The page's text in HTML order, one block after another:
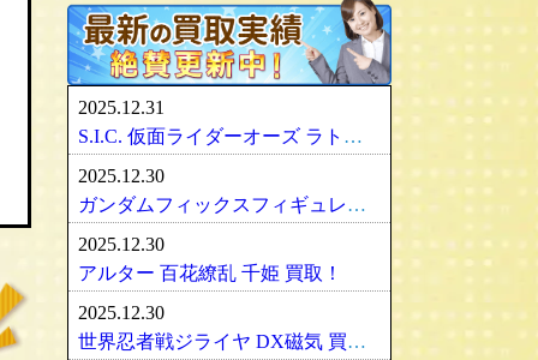
RAH
VCD
アルター/ALTER
グッドスマイルカンパニー
壽屋/コトブキヤ
グリフォンエンタープライズ
フリーイング/FREEing
やまと/YAMATO
ダイキ工業/DAIKI
シルバニアファミリー
マドレーヌちゃん
ベアブリック・BE＠RBRICK
メディコムトイ
セキグチ
ペットワークス/PetWORKs
やまと/YAMATO
ママチャップトイ
ダイヤペット/Diapet
アオシマ / DISM
ブラーゴ/Bburago
ヘルパ/herpa
大盛屋 ミクロペット
イクソ/IXO
ﾋﾞｰﾋﾞｰｱｰﾙ/BBR
アメリカ車
イタリア車
アーマード・コア
スーパーロボット大戦
魔神英雄伝ワタル
車・バイク
戦車・軍用機・軍艦
旅客機/飛行機
船・ボート
建築物
デコトラ
ミニ四駆
カトー/KATO
トミックス/TOMIX
ﾏｲｸﾛｴｰｽ/MICRO ACE
ｸﾞﾘｰﾝﾏｯｸｽ/GREENMAX
ワールド工芸
Bトレインショーティー
モデモ/MODEMO
エンドウ/TER
ピノチオ模型
2025.12.31
S.I.C. 仮面ライダーオーズ ラトラーターコンボ買取
2025.12.30
ガンダムフィックスフィギュレーション GFF おまとめ買取！
2025.12.30
アルター 百花繚乱 千姫 買取！
2025.12.30
世界忍者戦ジライヤ DX磁気 買取！